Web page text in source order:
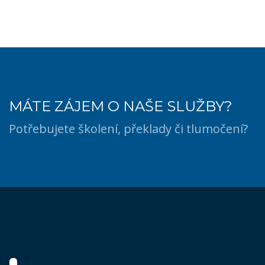
MÁTE ZÁJEM O NAŠE SLUŽBY?
Potřebujete školení, překlady či tlumočení?